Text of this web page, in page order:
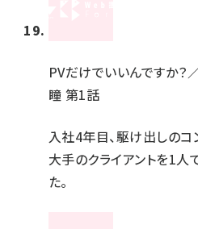
PVだけでいいんですか？
瞳 第1話
入社4年目、駆け出しのコ
大手のクライアントを1人
た。